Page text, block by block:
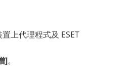
上代理程式及 ESET
]。